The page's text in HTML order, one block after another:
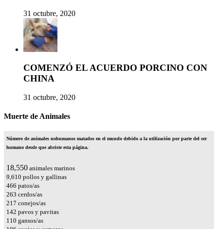
31 octubre, 2020
COMENZÓ EL ACUERDO PORCINO CON
CHINA
31 octubre, 2020
Muerte de Animales
Número de animales nohumanos matados en el mundo debido a la utilización por parte del ser
humano desde que abriste esta página.
21,404 animales marinos
11,088pollos y gallinas
538 patos/as
303 cerdos/as
250 conejos/as
164 pavos y pavitas
127 gansos/as